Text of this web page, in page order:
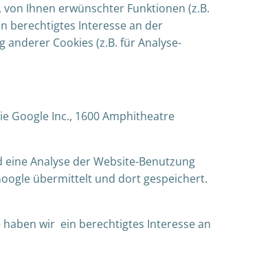
Ihnen erwünschter Funktionen (z.B.
berechtigtes Interesse an der
Cookies (z.B. für Analyse-
Google Inc., 1600 Amphitheatre
Analyse der Website-Benutzung
übermittelt und dort gespeichert.
haben wir ein berechtigtes Interesse an